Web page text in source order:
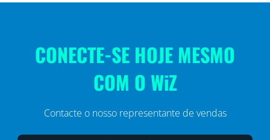
CONECTE-SE HOJE MESMO
COM O WiZ
Contacte o nosso representante de vendas